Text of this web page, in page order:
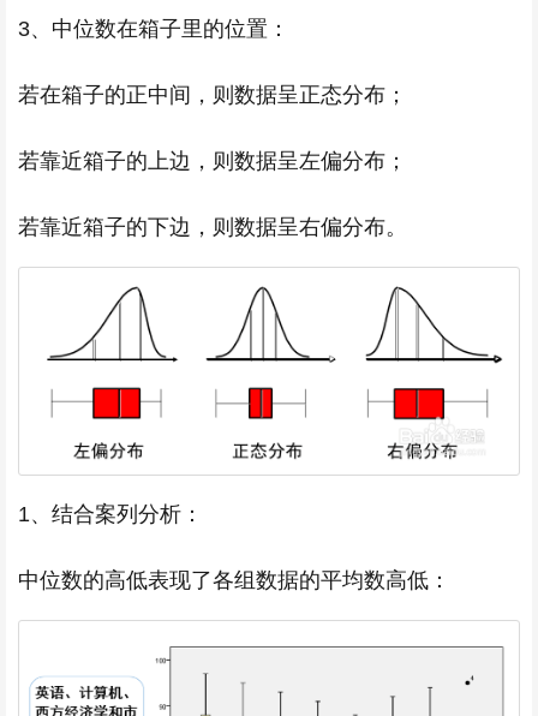
3、中位数在箱子里的位置：
若在箱子的正中间，则数据呈正态分布；
若靠近箱子的上边，则数据呈左偏分布；
若靠近箱子的下边，则数据呈右偏分布。
1、结合案列分析：
中位数的高低表现了各组数据的平均数高低：